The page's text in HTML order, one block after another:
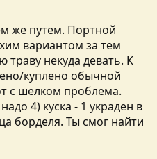
же путем. Портной
вариантом за тем
некуда девать. К
куплено обычной
с шелком проблема.
4) куска - 1 украден в
борделя. Ты смог найти